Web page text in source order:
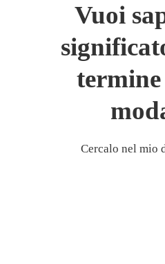
Vuoi
Cercalo nel mio